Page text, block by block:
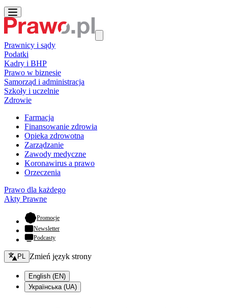
Prawnicy i sądy
Podatki
Kadry i BHP
Prawo w biznesie
Samorząd i administracja
Szkoły i uczelnie
Zdrowie
Farmacja
Finansowanie zdrowia
Opieka zdrowotna
Zarządzanie
Zawody medyczne
Koronawirus a prawo
Orzeczenia
Prawo dla każdego
Akty Prawne
Promocje- otwiera się w nowej karcie
Newsletter
Podcasty
Zmień język - bieżący:
PL Zmień język strony
English (EN)
Українська (UA)